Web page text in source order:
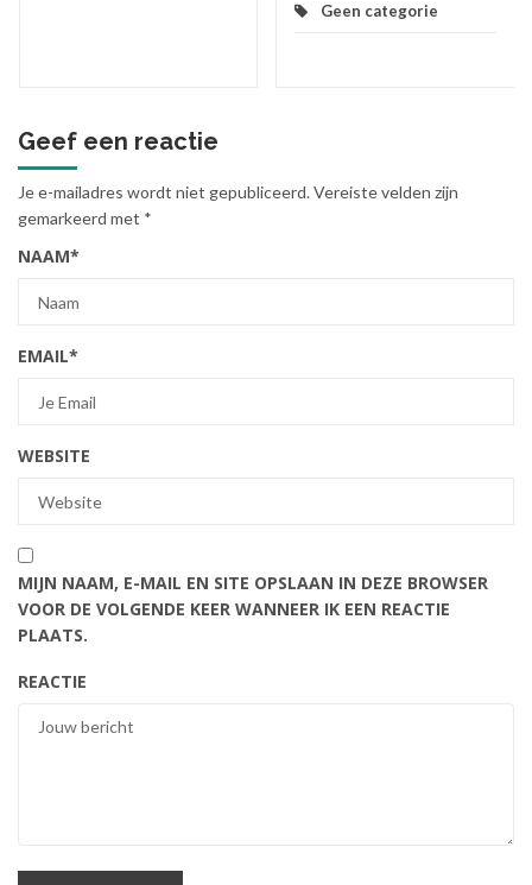
Geen categorie
Geef een reactie
Je e-mailadres wordt niet gepubliceerd.Vereiste velden zijn
gemarkeerd met *
NAAM*
EMAIL*
WEBSITE
MIJN NAAM, E-MAIL EN SITE OPSLAAN IN DEZE BROWSER
VOOR DE VOLGENDE KEER WANNEER IK EEN REACTIE
PLAATS.
REACTIE